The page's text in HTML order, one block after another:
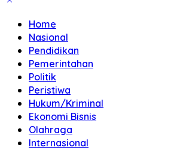
Home
Nasional
Pendidikan
Pemerintahan
Politik
Peristiwa
Hukum/Kriminal
Ekonomi Bisnis
Olahraga
Internasional